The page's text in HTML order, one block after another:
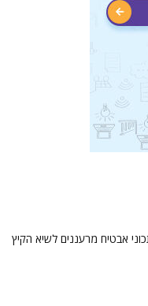
אבטיח מרעננים לשיא הקיץ